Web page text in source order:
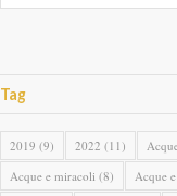
Tag
2019 (9) 2022 (11)
Acque e miracoli (8) Acque